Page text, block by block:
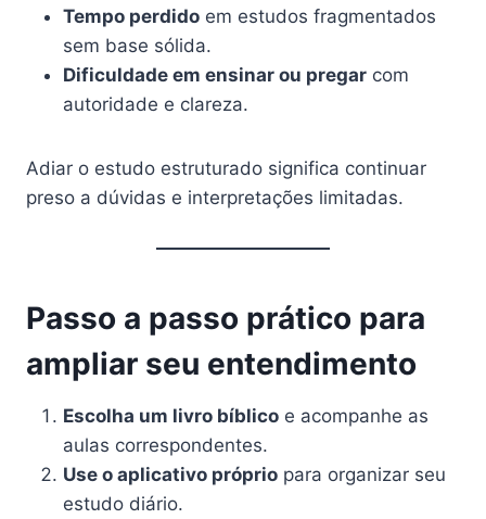
Tempo perdido em estudos fragmentados
sem base sólida.
Dificuldade em ensinar ou pregar com
autoridade e clareza.
Adiar o estudo estruturado significa continuar
preso a dúvidas e interpretações limitadas.
Passo a passo prático para
ampliar seu entendimento
Escolha um livro bíblico e acompanhe as
aulas correspondentes.
Use o aplicativo próprio para organizar seu
estudo diário.